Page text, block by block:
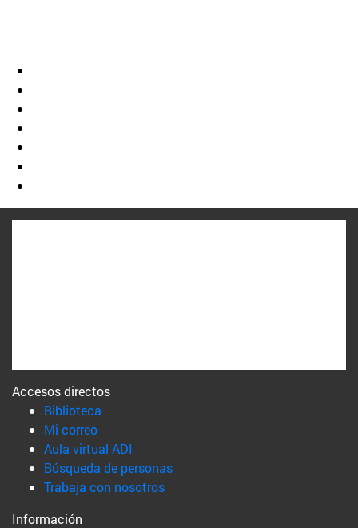
Accesos directos
Biblioteca
Mi correo(abre en nueva ventana)
Aula virtual ADI
Búsqueda de personas(abre en nueva ventana)
Trabaja con nosotros(abre en nueva ventana)
Información